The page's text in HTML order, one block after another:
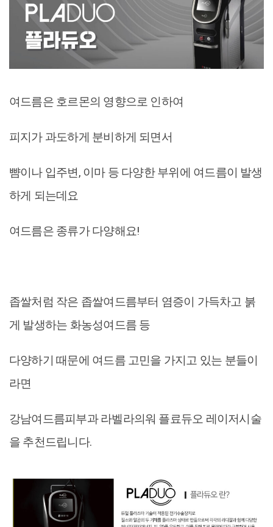
여드름은 호르몬의 영향으로 인하여
피지가 과도하게 분비하게 되면서
뺨이나 입주변, 이마 등 다양한 부위에 여드름이 발생
하게 되는데요
여드름은 종류가 다양해요!
좁쌀처럼 작은 좁쌀여드름부터 염증이 가득차고 붉
게 발생하는 화농성여드름 등
다양하기 때문에 여드름 고민을 가지고 있는 분들이
라면
강남여드름피부과 라벨라의워 플료듀오 레이저시술
을 추천드립니다.